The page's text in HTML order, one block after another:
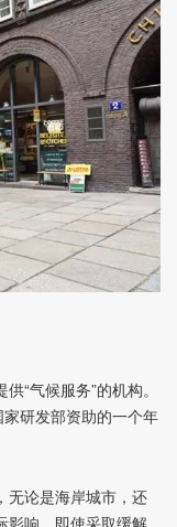
“气候服务”的机构。
研发部资助的一个年
无论是海岸城市，还